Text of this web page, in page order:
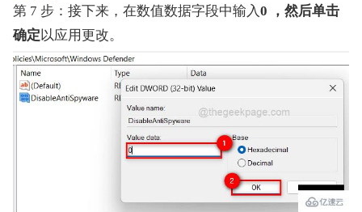
第 7 步：接下来，在数值数据字段中输入0 ，然后单击
确定以应用更改。